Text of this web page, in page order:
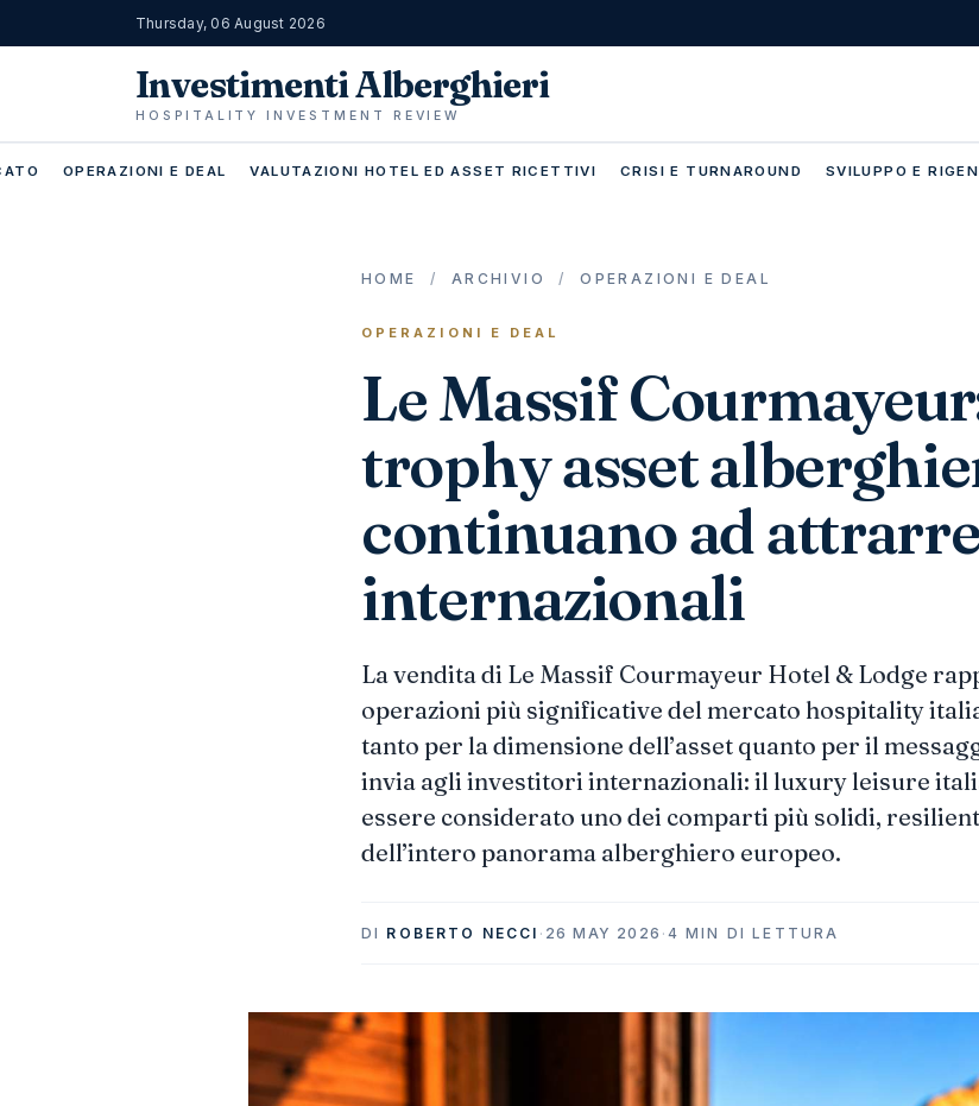
Thursday, 06 August 2026
Investimenti Alberghieri
HOSPITALITY INVESTMENT REVIEW
OPERAZIONI E DEAL VALUTAZIONI HOTEL ED ASSET RICETTIVI CRISI E TURNAROUND SVILUPPO E
HOME / ARCHIVIO / OPERAZIONI E DEAL
OPERAZIONI E DEAL
Le Massif
trophy asset
continuano ad
internazionali
La vendita di Le Massif Courmayeur Hotel & Lodge
operazioni più significative del mercato hospitality
tanto per la dimensione dell’asset quanto per il
invia agli investitori internazionali: il luxury leisure
essere considerato uno dei comparti più solidi,
dell’intero panorama alberghiero europeo.
DI ROBERTO NECCI · 26 MAY 2026 · 4 MIN DI LETTURA